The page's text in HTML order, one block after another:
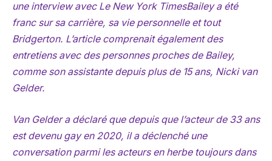
une interview avec Le New York TimesBailey a été
franc sur sa carrière, sa vie personnelle et tout
Bridgerton. L’article comprenait également des
entretiens avec des personnes proches de Bailey,
comme son assistante depuis plus de 15 ans, Nicki van
Gelder.
Van Gelder a déclaré que depuis que l’acteur de 33 ans
est devenu gay en 2020, il a déclenché une
conversation parmi les acteurs en herbe toujours dans